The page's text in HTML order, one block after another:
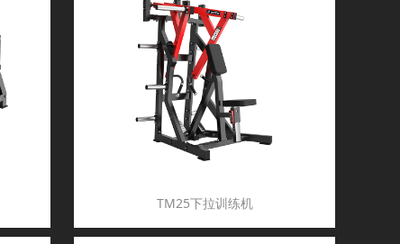
TM25下拉训练机